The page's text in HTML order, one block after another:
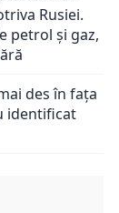
Rusiei.
petrol și gaz,
des în fața
identificat